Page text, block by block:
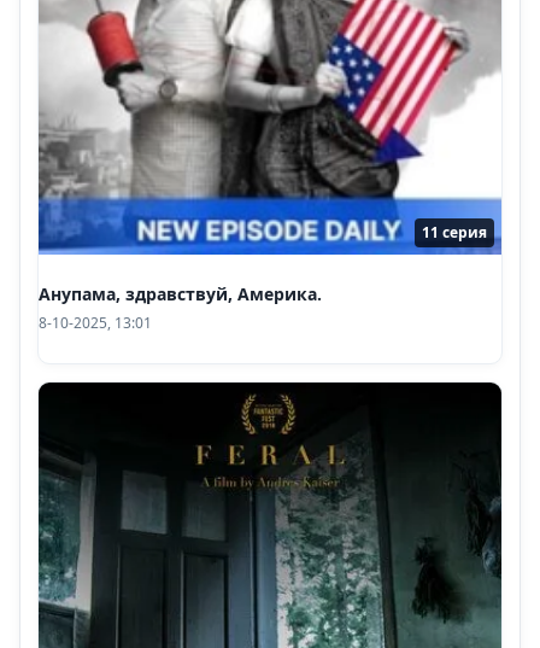
11 серия
Анупама, здравствуй, Америка.
8-10-2025, 13:01